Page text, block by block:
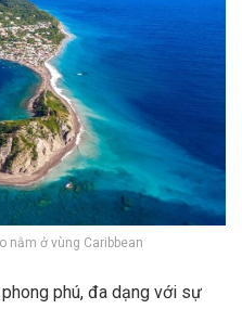
nằm ở vùng Caribbean
phú, đa dạng với sự